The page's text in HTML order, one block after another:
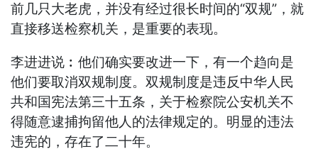
前几只大老虎，并没有经过很长时间的“双规”，就
直接移送检察机关，是重要的表现。
李进进说︰他们确实要改进一下，有一个趋向是
他们要取消双规制度。双规制度是违反中华人民
共和国宪法第三十五条，关于检察院公安机关不
得随意逮捕拘留他人的法律规定的。明显的违法
违宪的，存在了二十年。